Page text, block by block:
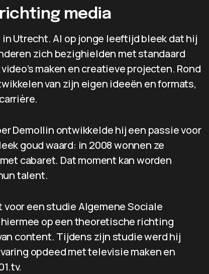
media
Utrecht. Al op jonge leeftijd bleek dat hij
zich bezighielden met standaard
maken en creatieve projecten. Rond
van zijn eigen ideeën en formats,
Demollin ontwikkelde hij een passie voor
goud waard: in 2008 wonnen ze
cabaret. Dat moment kan worden
talent.
voor een studie Algemene Sociale
op een theoretische richting
content. Tijdens zijn studie werd hij
opdeed met televisie maken en